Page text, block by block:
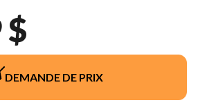
$
DEMANDE DE PRIX